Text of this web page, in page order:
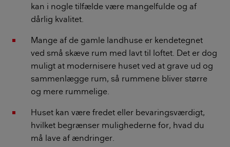
kan i nogle tilfælde være mangelfulde og af
dårlig kvalitet.
Mange af de gamle landhuse er kendetegnet
ved små skæve rum med lavt til loftet. Det er dog
muligt at modernisere huset ved at grave ud og
sammenlægge rum, så rummene bliver større
og mere rummelige.
Huset kan være fredet eller bevaringsværdigt,
hvilket begrænser mulighederne for, hvad du
må lave af ændringer.